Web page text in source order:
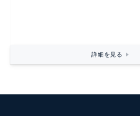
詳細を見る